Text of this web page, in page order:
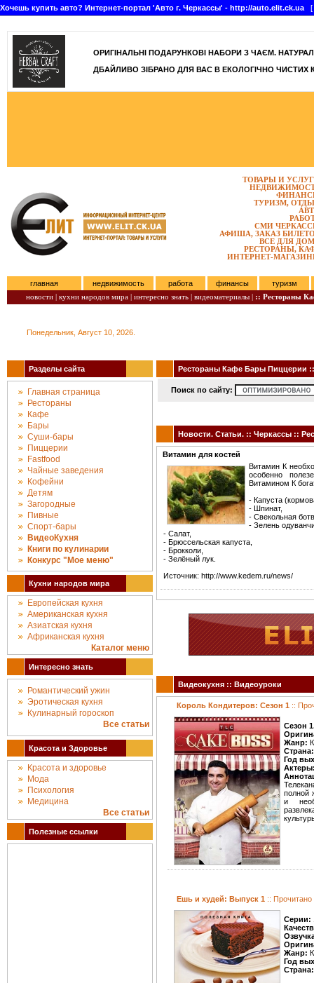
Хочешь купить авто? Интернет-портал 'Авто г. Черкассы' - http://auto.elit.ck.ua [
]
ОРИГІНАЛЬНІ ПОДАРУНКОВІ НАБОРИ З ЧАЄМ.
ДБАЙЛИВО ЗІБРАНО ДЛЯ ВАС В ЕКОЛОГІЧНО ЧИСТИХ
ТОВАРЫ И
ТУРИЗМ,
СМИ
АФИША, ЗАКАЗ
ВСЕ ДЛЯ
РЕСТОРАНЫ,
ИНТЕРНЕТ-
главная недвижимость работа финансы
туризм
новости | кухни народов мира | интересно знать | видеоматериалы | :: Рестораны
Понедельник, Август 10, 2026.
Разделы сайта
Главная страница
Рестораны
Кафе
Бары
Суши-бары
Пиццерии
Fastfood
Чайные заведения
Кофейни
Детям
Загородные
Пивные
Спорт-бары
ВидеоКухня
Книги по кулинарии
Конкурc "Мое меню"
Кухни народов мира
Европейская кухня
Американская кухня
Азиатская кухня
Африканская кухня
Каталог меню
Интересно знать
Романтический ужин
Эротическая кухня
Кулинарный гороскоп
Все статьи
Красота и Здоровье
Красота и здоровье
Мода
Психология
Медицина
Все статьи
Полезные ссылки
Рестораны Кафе Бары Пиццерии ::
Поиск по сайту:
Новости. Статьи. :: Черкассы ::
Витамин для костей
Витамин К
особенно
Витамином К
- Капуста
- Шпинат,
- Свекольная
- Зелень
- Салат,
- Брюссельская капуста,
- Брокколи,
- Зелёный лук.
Источник: http://www.kedem.ru/news/
Видеокухня :: Видеоуроки
Король Кондитеров: Сезон 1 ::
Сезон
Жанр:
Страна:
Год
полной
и
Ешь и худей: Выпуск 1 :: Прочитано
Серии:
Жанр:
Год
Страна: